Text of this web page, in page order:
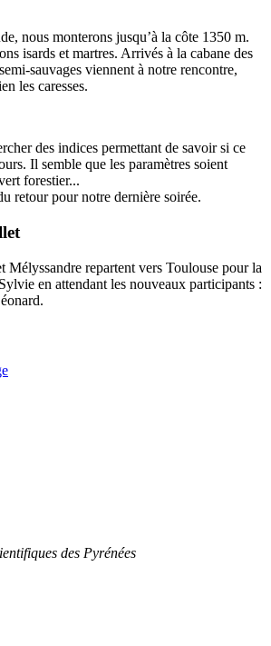
nous monterons jusqu’à la côte 1350 m.
isards et martres. Arrivés à la cabane des
sauvages viennent à notre rencontre,
les caresses.
des indices permettant de savoir si ce
Il semble que les paramètres soient
forestier...
retour pour notre dernière soirée.
Mélyssandre repartent vers Toulouse pour la
en attendant les nouveaux participants :
des Pyrénées